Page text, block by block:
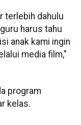
terlebih dahulu
harus tahu
anak kami ingin
media film,"
program
kelas.